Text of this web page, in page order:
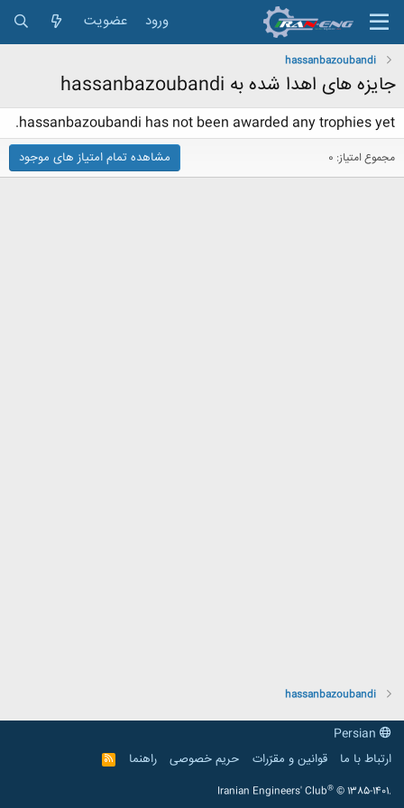
ورود عضویت
hassanbazoubandi
جایزه های اهدا شده به hassanbazoubandi
hassanbazoubandi has not been awarded any trophies yet.
مجموع امتیاز: 0 مشاهده تمام امتیاز های موجود
hassanbazoubandi
ارتباط با ما
قوانین و مقرّرات حریم خصوصی راهنما
R
S
Iranian Engineers' Club® © 1385-1401.